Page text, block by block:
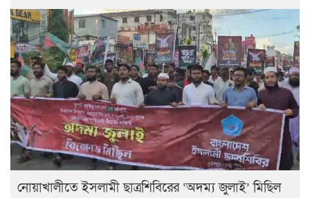
নোয়াখালীতে ইসলামী ছাত্রশিবিরের ‘অদম্য জুলাই’ মিছিল